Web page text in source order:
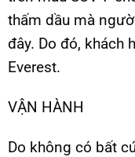
thấm dầu mà
đây. Do đó, khách
Everest.
VẬN HÀNH
Do không có bất